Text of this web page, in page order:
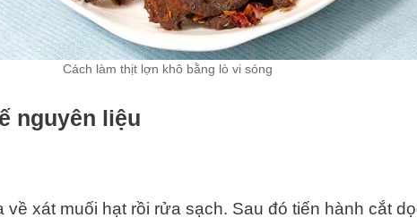
Cách làm thịt lợn khô bằng lò vi sóng
nguyên liệu
về xát muối hạt rồi rửa sạch. Sau đó tiến hành cắt